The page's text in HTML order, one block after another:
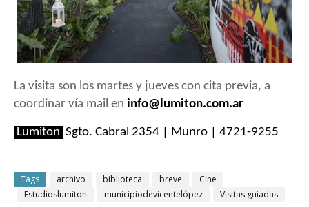
La visita son los martes y jueves con cita previa, a
coordinar vía mail en info@lumiton.com.ar
Lumiton Sgto. Cabral 2354 | Munro | 4721-9255
Tags archivo biblioteca breve
Cine
Estudioslumiton
municipiodevicentelópez Visitas guiadas